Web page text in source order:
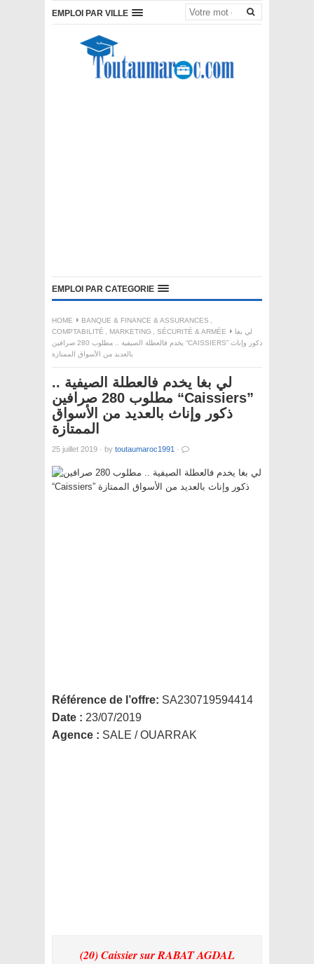
EMPLOI PAR VILLE
EMPLOI PAR CATEGORIE
HOME BANQUE & FINANCE & ASSURANCES ,
COMPTABILITÉ , MARKETING , SÉCURITÉ & ARMÉE
لي بغا
يخدم فالعطلة الصيفية .. مطلوب 280 صرافين “CAISSIERS” ذكور وإناث
بالعديد من الأسواق الممتازة
لي بغا يخدم فالعطلة الصيفية ..
مطلوب 280 صرافين “Caissiers”
ذكور وإناث بالعديد من الأسواق
الممتازة
25 juillet 2019 · by toutaumaroc1991 ·
Référence de l’offre: SA230719594414
Date : 23/07/2019
Agence : SALE / OUARRAK
(20) Caissiersur RABAT AGDAL